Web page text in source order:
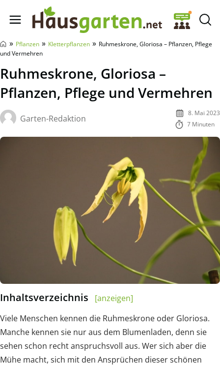
Hausgarten.net
» Pflanzen » Kletterpflanzen » Ruhmeskrone, Gloriosa – Pflanzen, Pflege
und Vermehren
Ruhmeskrone, Gloriosa –
Pflanzen, Pflege und Vermehren
Garten-Redaktion
8. Mai 2023
7 Minuten
Inhaltsverzeichnis
[anzeigen]
Viele Menschen kennen die Ruhmeskrone oder ­Gloriosa.
Manche kennen sie nur aus dem Blumenladen, denn sie
sehen schon recht anspruchsvoll aus. Wer sich aber die
Mühe macht, sich mit den Ansprüchen dieser schönen